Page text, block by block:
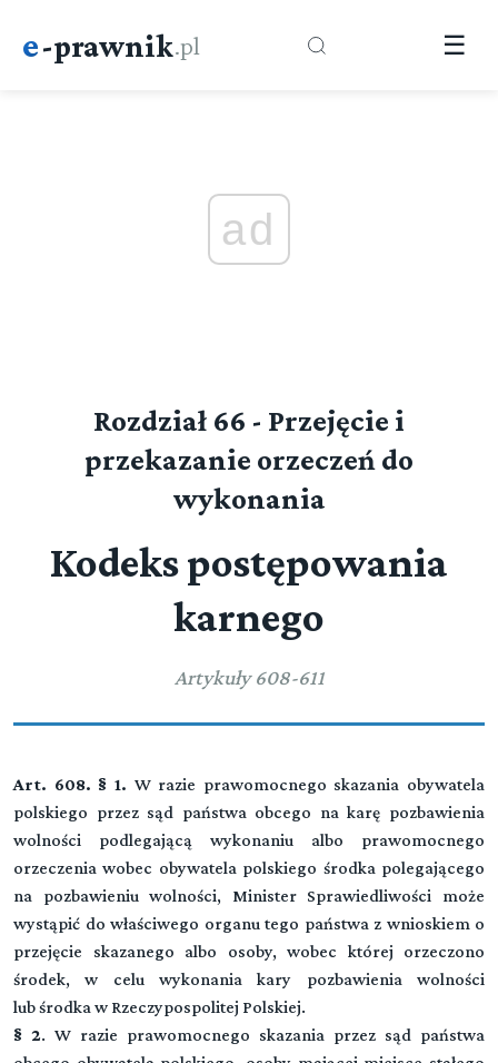
e-prawnik.pl ☰
ad
Rozdział 66 - Przejęcie i
przekazanie orzeczeń do
wykonania
Kodeks postępowania
karnego
Artykuły 608-611
Art. 608. § 1. W razie prawomocnego skazania obywatela
polskiego przez sąd państwa obcego na karę pozbawienia
wolności podlegającą wykonaniu albo prawomocnego
orzeczenia wobec obywatela polskiego środka polegającego
na pozbawieniu wolności, Minister Sprawiedliwości może
wystąpić do właściwego organu tego państwa z wnioskiem o
przejęcie skazanego albo osoby, wobec której orzeczono
środek, w celu wykonania kary pozbawienia wolności
lub środka w Rzeczypospolitej Polskiej.
§ 2. W razie prawomocnego skazania przez sąd państwa